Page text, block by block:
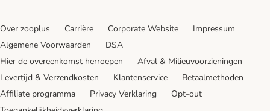
Over zooplus Carrière Corporate Website
Impressum
Algemene Voorwaarden
DSA
Hier de overeenkomst herroepen
Afval & Milieuvoorzieningen
Levertijd & Verzendkosten
Klantenservice
Betaalmethoden
Affiliate programma
Privacy Verklaring
Opt-out